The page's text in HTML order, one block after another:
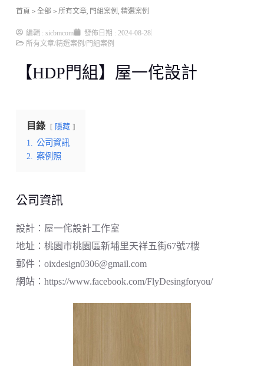
首頁 > 全部 > 所有文章, 門組案例 , 精選案例
編輯 : sicbmcom 發佈日期 : 2024-08-28
所有文章/精選案例 /門組案例
【HDP門組】屋一侘設計
目錄 隱藏
1.
公司資訊
2.
案例照
公司資訊
設計：屋一侘設計工作室
地址：桃園市桃園區新埔里天祥五街67號7樓
郵件：oixdesign0306@gmail.com
網站：https://www.facebook.com/FlyDesingforyou/